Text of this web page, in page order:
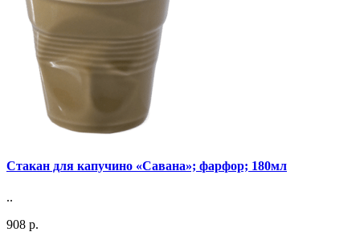
Стакан для капучино «Савана»; фарфор; 180мл
..
908 р.